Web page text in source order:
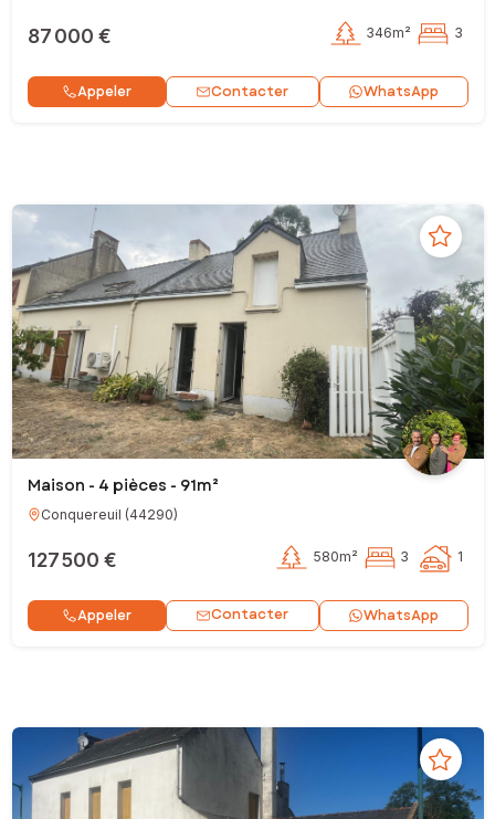
87 000 € 346m² 3
Appeler Contacter WhatsApp
Maison - 4 pièces - 91m²
Conquereuil (44290)
127 500 € 580m² 3 1
Appeler Contacter WhatsApp